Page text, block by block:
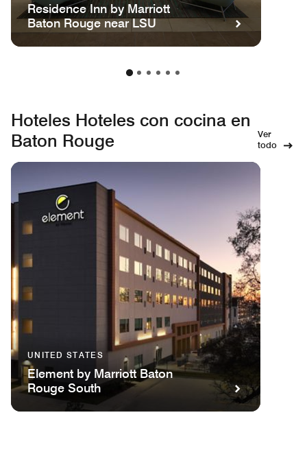
Residence Inn by Marriott
Baton Rouge near LSU
Hoteles Hoteles con cocina en
Baton Rouge
Ver
todo
UNITED STATES
Element by Marriott Baton
Rouge South